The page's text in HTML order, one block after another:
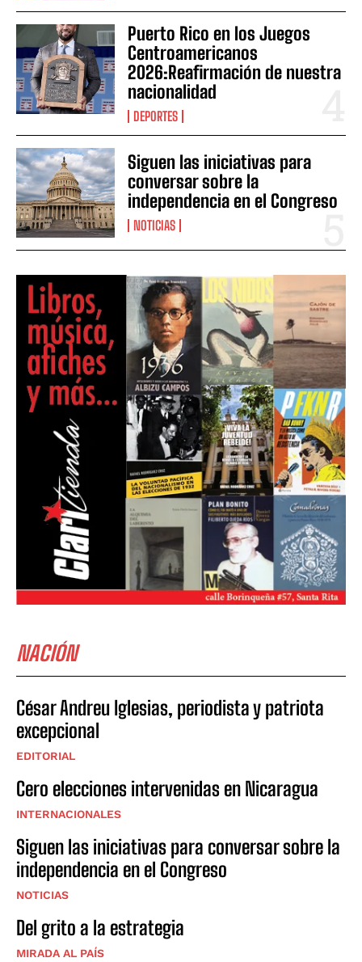
Puerto Rico en los Juegos
Centroamericanos
2026:Reafirmación de nuestra
nacionalidad
DEPORTES
Siguen las iniciativas para
conversar sobre la
independencia en el Congreso
NOTICIAS
NACIÓN
César Andreu Iglesias, periodista y patriota
excepcional
EDITORIAL
Cero elecciones intervenidas en Nicaragua
INTERNACIONALES
Siguen las iniciativas para conversar sobre la
independencia en el Congreso
NOTICIAS
Del grito a la estrategia
MIRADA AL PAÍS